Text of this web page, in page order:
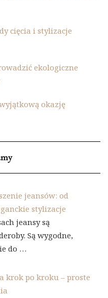
cięcia i stylizacje
ekologiczne
okazję
jeansów: od
stylizacje
jeansy są
Są wygodne,
do …
krok po kroku – proste